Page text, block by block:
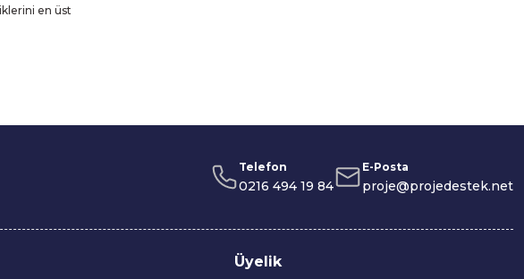
en üst
Telefon
0216 494 19 84
E-Posta
proje@projedestek.net
Üyelik